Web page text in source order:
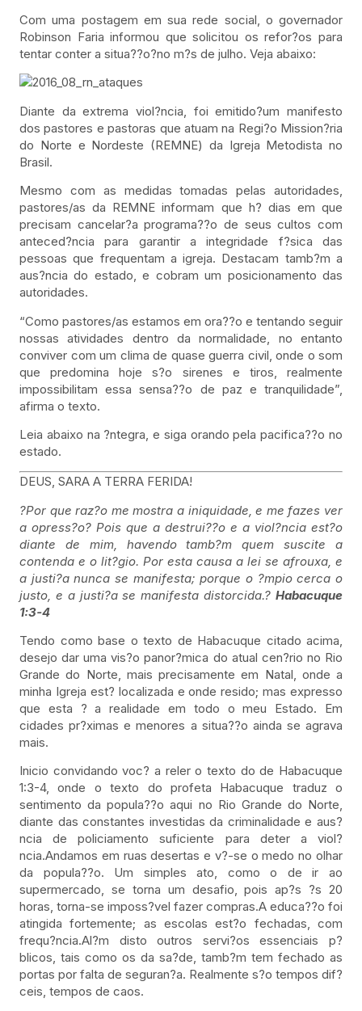
Com uma postagem em sua rede social, o governador
Robinson Faria informou que solicitou os refor?os para
tentar conter a situa??o?no m?s de julho. Veja abaixo:
Diante da extrema viol?ncia, foi emitido?um manifesto
dos pastores e pastoras que atuam na Regi?o Mission?ria
do Norte e Nordeste (REMNE) da Igreja Metodista no
Brasil.
Mesmo com as medidas tomadas pelas autoridades,
pastores/as da REMNE informam que h? dias em que
precisam cancelar?a programa??o de seus cultos com
anteced?ncia para garantir a integridade f?sica das
pessoas que frequentam a igreja. Destacam tamb?m a
aus?ncia do estado, e cobram um posicionamento das
autoridades.
“Como pastores/as estamos em ora??o e tentando seguir
nossas atividades dentro da normalidade, no entanto
conviver com um clima de quase guerra civil, onde o som
que predomina hoje s?o sirenes e tiros, realmente
impossibilitam essa sensa??o de paz e tranquilidade”,
afirma o texto.
Leia abaixo na ?ntegra, e siga orando pela pacifica??o no
estado.
DEUS, SARA A TERRA FERIDA!
?Por que raz?o me mostra a iniquidade, e me fazes ver
a opress?o? Pois que a destrui??o e a viol?ncia est?o
diante de mim, havendo tamb?m quem suscite a
contenda e o lit?gio. Por esta causa a lei se afrouxa, e
a justi?a nunca se manifesta; porque o ?mpio cerca o
justo, e a justi?a se manifesta distorcida.? Habacuque
1:3-4
Tendo como base o texto de Habacuque citado acima,
desejo dar uma vis?o panor?mica do atual cen?rio no Rio
Grande do Norte, mais precisamente em Natal, onde a
minha Igreja est? localizada e onde resido; mas expresso
que esta ? a realidade em todo o meu Estado. Em
cidades pr?ximas e menores a situa??o ainda se agrava
mais.
Inicio convidando voc? a reler o texto do de Habacuque
1:3-4, onde o texto do profeta Habacuque traduz o
sentimento da popula??o aqui no Rio Grande do Norte,
diante das constantes investidas da criminalidade e aus?
ncia de policiamento suficiente para deter a viol?
ncia.Andamos em ruas desertas e v?-se o medo no olhar
da popula??o. Um simples ato, como o de ir ao
supermercado, se torna um desafio, pois ap?s ?s 20
horas, torna-se imposs?vel fazer compras.A educa??o foi
atingida fortemente; as escolas est?o fechadas, com
frequ?ncia.Al?m disto outros servi?os essenciais p?
blicos, tais como os da sa?de, tamb?m tem fechado as
portas por falta de seguran?a. Realmente s?o tempos dif?
ceis, tempos de caos.